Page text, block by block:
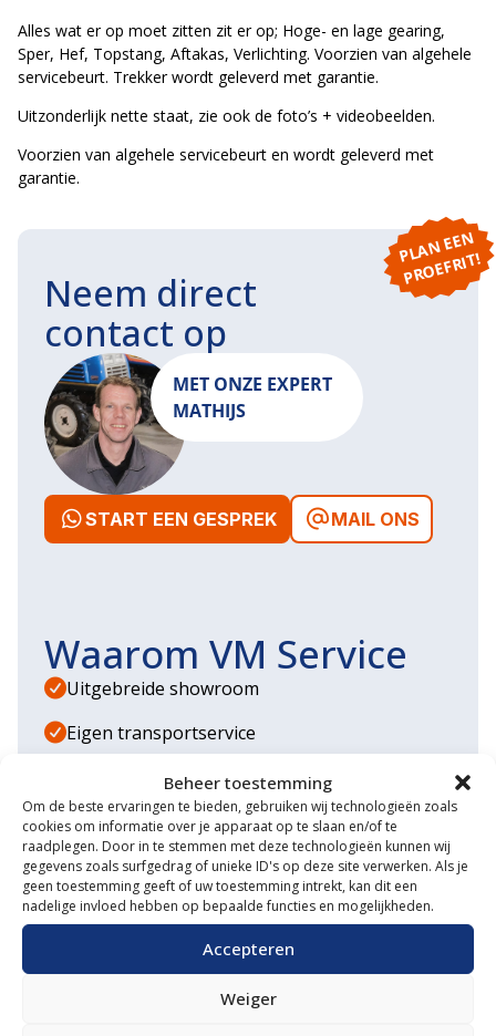
Beheer toestemming
Om de beste ervaringen te bieden, gebruiken wij technologieën zoals
cookies om informatie over je apparaat op te slaan en/of te
raadplegen. Door in te stemmen met deze technologieën kunnen wij
gegevens zoals surfgedrag of unieke ID's op deze site verwerken. Als je
geen toestemming geeft of uw toestemming intrekt, kan dit een
nadelige invloed hebben op bepaalde functies en mogelijkheden.
Accepteren
Weiger
Alles wat er op moet zitten zit er op; Hoge- en lage gearing,
Sper, Hef, Topstang, Aftakas, Verlichting. Voorzien van algehele
servicebeurt. Trekker wordt geleverd met garantie.
Uitzonderlijk nette staat, zie ook de foto’s + videobeelden.
Voorzien van algehele servicebeurt en wordt geleverd met
garantie.
P
L
A
N
E
E
N
P
R
O
E
F
RI
T!
Neem direct
contact op
MET ONZE EXPERT
MATHIJS
START EEN GESPREK MAIL ONS
Waarom VM Service
Uitgebreide showroom
Eigen transportservice
Gespecialiseerde werkplaats
Diverse aanbouwwerktuigen
Grote voorraad minitrekkers
Grootste in kleine tractoren